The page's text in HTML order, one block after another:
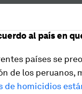
al país en
países se
de los peruanos,
de homicidios